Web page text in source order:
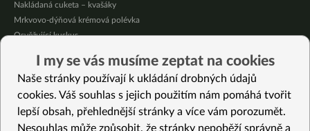
Nakládaná cuketa – kvašáky
Mrkvovo-dýňová krémová polévka
Osvěžující kuskus
Nepečený jablečný dort s rybízem
Čokoládové muffiny s mangovým krémem
Vybrané recepty
I my se vás musíme zeptat na cookies
Naše stránky používají k ukládání drobných údajů
cookies. Váš souhlas s jejich použitím nám pomáhá tvořit
lepší obsah, přehlednější stránky a více vám porozumět.
Nesouhlas může způsobit, že stránky nepoběží správně a